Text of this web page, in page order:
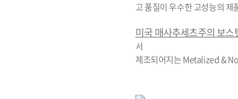
고 품질이 우수한 고성능의 제
미국 매사추세츠주의 보
서
제조되어지는 Metalized &